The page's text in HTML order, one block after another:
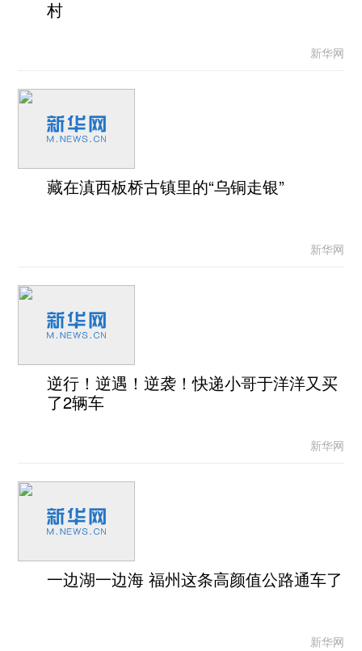
村
新华网
藏在滇西板桥古镇里的“乌铜走银”
新华网
逆行！逆遇！逆袭！快递小哥于洋洋又买
了2辆车
新华网
一边湖一边海 福州这条高颜值公路通车了
新华网